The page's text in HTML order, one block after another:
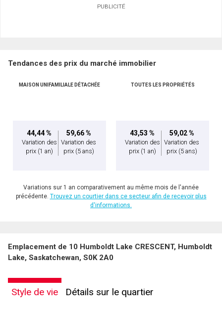
PUBLICITÉ
Tendances des prix du marché immobilier
MAISON UNIFAMILIALE DÉTACHÉE
44,44 %
Variation des
prix (1 an)
59,66 %
Variation des
prix (5 ans)
TOUTES LES PROPRIÉTÉS
43,53 %
Variation des
prix (1 an)
59,02 %
Variation des
prix (5 ans)
Variations sur 1 an comparativement au même mois de l'année
précédente. Trouvez un courtier dans ce secteur afin de recevoir plus
d'informations.
Emplacement de 10 Humboldt Lake CRESCENT, Humboldt
Lake, Saskatchewan, S0K 2A0
Style de vie Détails sur le quartier